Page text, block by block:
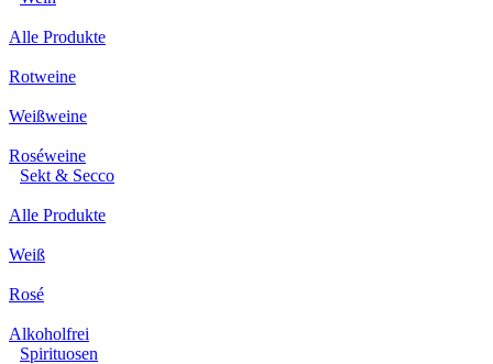
Alle Produkte
Rotweine
Weißweine
Roséweine
Sekt & Secco
Alle Produkte
Weiß
Rosé
Alkoholfrei
Spirituosen